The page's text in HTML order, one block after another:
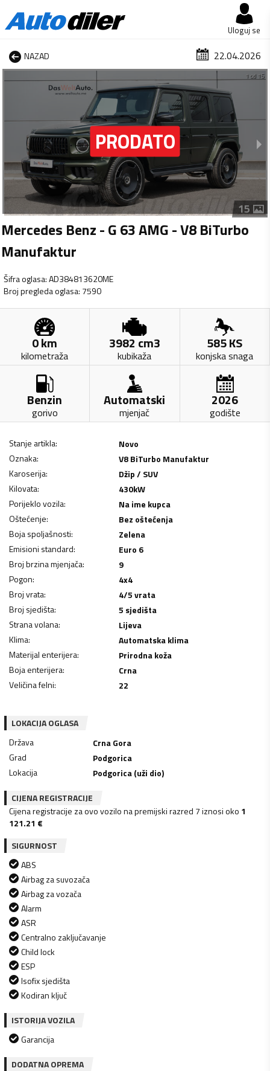
Uloguj se
NAZAD 22.04.2026
1 od 15
15
Mercedes Benz - G 63 AMG - V8 BiTurbo
Manufaktur
Šifra oglasa:AD384813620ME
Broj pregleda oglasa: 7590
0km
kilometraža
3982 cm3
kubikaža
585KS
konjska snaga
Benzin
gorivo
Automatski
mjenjač
2026
godište
Stanje artikla:
Novo
Oznaka:
V8 BiTurbo Manufaktur
Karoserija:
Džip / SUV
Kilovata: 430kW
Porijeklo vozila:
Na ime kupca
Oštećenje:
Bez oštećenja
Boja spoljašnosti:
Zelena
Emisioni standard:
Euro 6
Broj brzina mjenjača:
9
Pogon:
4x4
Broj vrata:
4/5 vrata
Broj sjedišta:
5 sjedišta
Strana volana:
Lijeva
Klima:
Automatska klima
Materijal enterijera:
Prirodna koža
Boja enterijera:
Crna
Veličina felni: 22
LOKACIJA OGLASA
Država
Crna Gora
Grad
Podgorica
Lokacija
Podgorica (uži dio)
CIJENA REGISTRACIJE
Cijena registracije za ovo vozilo na premijski razred 7 iznosi oko 1
121.21 €
SIGURNOST
ABS
Airbag za suvozača
Airbag za vozača
Alarm
ASR
Centralno zaključavanje
Child lock
ESP
Isofix sjedišta
Kodiran ključ
ISTORIJA VOZILA
Garancija
DODATNA OPREMA